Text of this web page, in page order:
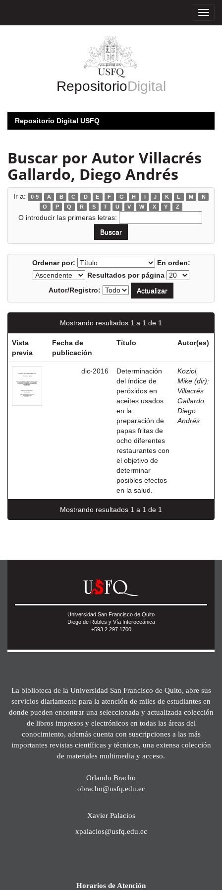
RepositorioDigital
Repositorio Digital USFQ
Buscar por Autor Villacrés
Gallardo, Diego Andrés
Ir a: 0-9 A B C D E F G H I J K L M
N
O
P Q R S T U V W X Y Z
O introducir las primeras letras:
Ordenar por:
En orden:
Resultados por página
Autor/Registro:
Mostrando resultados 1 a 1 de 1
Vista
previa
Fecha de
publicación
Título Autor(es)
dic-2016
Determinación
del índice de
peróxidos en
aceites usados
en la
preparación de
papas fritas de
ocho diferentes
restaurantes con
el objetivo de
determinar
posibles efectos
en la salud.
Koziol,
Mike (dir);
Villacrés
Gallardo,
Diego
Andrés
Mostrando resultados 1 a 1 de 1
Universidad San Francisco de Quito
Diego de Robles y Vía Interoceánica
+593 2 297 1700
La biblioteca de la Universidad San Francisco de Quito, abre sus
servicios diariamente para la atención de miles de estudiantes en
donde pueden encontrar una seleccionada y actualizada colección
de libros impresos y electrónicos en todas las áreas del
conocimiento, además cuenta con suscripciones a las más
importantes revistas científicas y técnicas, una extensa colección
de materiales multimedia y acceso.
Orlando Bracho
obracho@usfq.edu.ec
Xavier Palacios
xpalacios@usfq.edu.ec
Horarios de Atención